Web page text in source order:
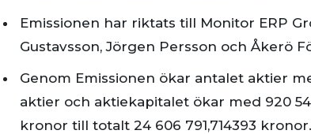
Emissionen har riktats till Monitor ERP
Gustavsson, Jörgen Persson och Åkerö
Genom Emissionen ökar antalet aktier
aktier och aktiekapitalet ökar med 920
kronor till totalt 24 606 791,714393 kronor.